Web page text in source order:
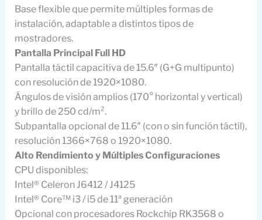
Base flexible que permite múltiples formas de
instalación, adaptable a distintos tipos de
mostradores.
Pantalla Principal Full HD
Pantalla táctil capacitiva de 15.6″ (G+G multipunto)
con resolución de 1920×1080.
Ángulos de visión amplios (170° horizontal y vertical)
y brillo de 250 cd/m².
Subpantalla opcional de 11.6″ (con o sin función táctil),
resolución 1366×768 o 1920×1080.
Alto Rendimiento y Múltiples Configuraciones
CPU disponibles:
Intel® Celeron J6412 / J4125
Intel® Core™ i3 / i5 de 11ª generación
Opcional con procesadores Rockchip RK3568 o